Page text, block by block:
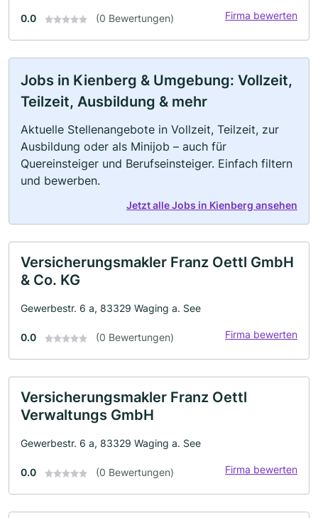
0.0 (0 Bewertungen) Firma bewerten
Jobs in Kienberg & Umgebung: Vollzeit,
Teilzeit, Ausbildung & mehr
Aktuelle Stellenangebote in Vollzeit, Teilzeit, zur
Ausbildung oder als Minijob – auch für
Quereinsteiger und Berufseinsteiger. Einfach filtern
und bewerben.
Jetzt alle Jobs in Kienberg ansehen
Versicherungsmakler Franz Oettl GmbH
& Co. KG
Gewerbestr. 6 a, 83329 Waging a. See
0.0 (0 Bewertungen) Firma bewerten
Versicherungsmakler Franz Oettl
Verwaltungs GmbH
Gewerbestr. 6 a, 83329 Waging a. See
0.0 (0 Bewertungen) Firma bewerten